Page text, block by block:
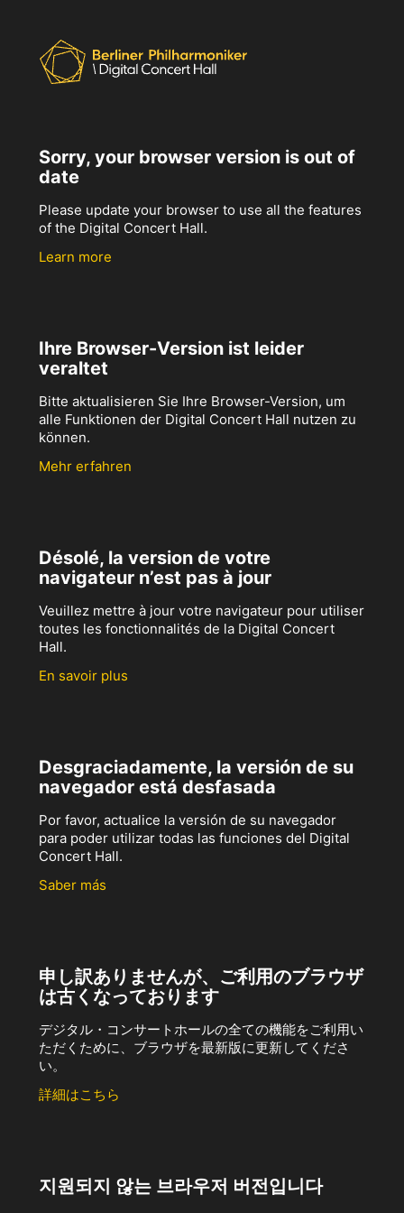
Sorry, your browser version is out of
date
Please update your browser to use all the features
of the Digital Concert Hall.
Learn more
Ihre Browser-Version ist leider
veraltet
Bitte aktualisieren Sie Ihre Browser-Version, um
alle Funktionen der Digital Concert Hall nutzen zu
können.
Mehr erfahren
Désolé, la version de votre
navigateur n’est pas à jour
Veuillez mettre à jour votre navigateur pour utiliser
toutes les fonctionnalités de la Digital Concert
Hall.
En savoir plus
Desgraciadamente, la versión de su
navegador está desfasada
Por favor, actualice la versión de su navegador
para poder utilizar todas las funciones del Digital
Concert Hall.
Saber más
申し訳ありませんが、ご利用のブラウザ
は古くなっております
デジタル・コンサートホールの全ての機能をご利用い
ただくために、ブラウザを最新版に更新してくださ
い。
詳細はこちら
지원되지 않는 브라우저 버전입니다